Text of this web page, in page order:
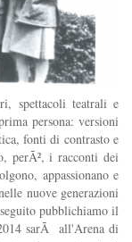
spettacoli teatrali e
persona: versioni
fonti di contrasto e
perÃ², i racconti dei
appassionano e
nuove generazioni
pubblichiamo il
sarÃ all'Arena di